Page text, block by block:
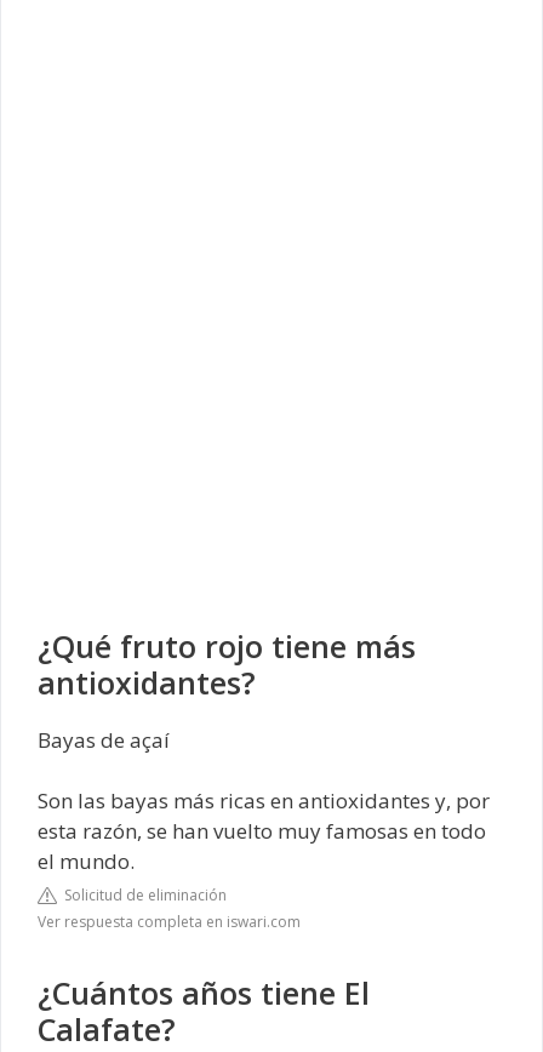
¿Qué fruto rojo tiene más
antioxidantes?
Bayas de açaí
Son las bayas más ricas en antioxidantes y, por
esta razón, se han vuelto muy famosas en todo
el mundo.
Solicitud de eliminación
Ver respuesta completa en iswari.com
¿Cuántos años tiene El
Calafate?